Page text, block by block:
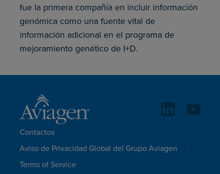
fue la primera compañía en incluir información
genómica como una fuente vital de
información adicional en el programa de
mejoramiento genético de I+D.
Contactos
Aviso de Privacidad Global del Grupo Aviagen
Terms of Service